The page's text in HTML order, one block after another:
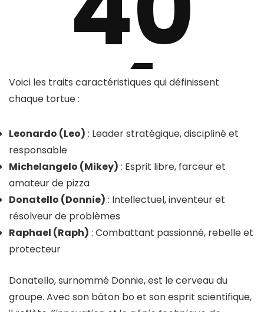
Voici les traits caractéristiques qui définissent
chaque tortue :
Leonardo (Leo) : Leader stratégique, discipliné et
responsable
Michelangelo (Mikey) : Esprit libre, farceur et
amateur de pizza
Donatello (Donnie) : Intellectuel, inventeur et
résolveur de problèmes
Raphael (Raph) : Combattant passionné, rebelle et
protecteur
Donatello, surnommé Donnie, est le cerveau du
groupe. Avec son bâton bo et son esprit scientifique,